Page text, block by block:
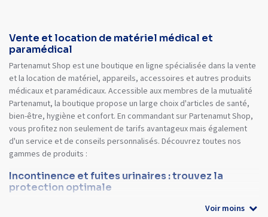
Vente et location de matériel médical et
paramédical
Partenamut Shop est une boutique en ligne spécialisée dans la vente
et la location de matériel, appareils, accessoires et autres produits
médicaux et paramédicaux. Accessible aux membres de la mutualité
Partenamut, la boutique propose un large choix d'articles de santé,
bien-être, hygiène et confort. En commandant sur Partenamut Shop,
vous profitez non seulement de tarifs avantageux mais également
d'un service et de conseils personnalisés. Découvrez toutes nos
gammes de produits :
Incontinence et fuites urinaires : trouvez la
protection optimale
Voir moins